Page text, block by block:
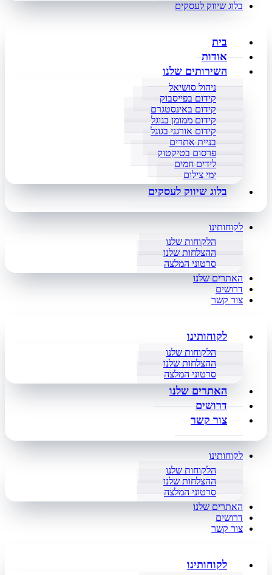
בלוג שיווק לעסקים
בית
אודות
השירותים שלנו
ניהול סושיאל
קידום בפייסבוק
קידום באינסטגרם
קידום ממומן בגוגל
קידום אורגני בגוגל
בניית אתרים
פרסום בטיקטוק
לידים חמים
ימי צילום
בלוג שיווק לעסקים
לקוחותינו
הלקוחות שלנו
ההצלחות שלנו
סרטוני המלצה
האתרים שלנו
דרושים
צור קשר
לקוחותינו
הלקוחות שלנו
ההצלחות שלנו
סרטוני המלצה
האתרים שלנו
דרושים
צור קשר
לקוחותינו
הלקוחות שלנו
ההצלחות שלנו
סרטוני המלצה
האתרים שלנו
דרושים
צור קשר
לקוחותינו